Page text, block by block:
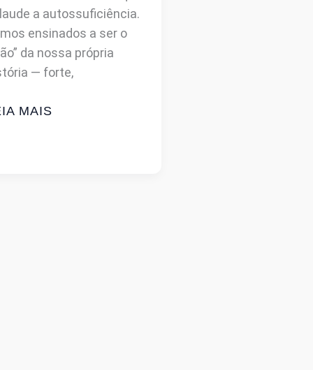
a autossuficiência.
ensinados a ser o
da nossa própria
— forte,
MAIS